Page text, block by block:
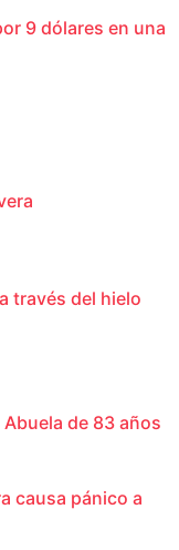
9 dólares en una
través del hielo
de 83 años
causa pánico a